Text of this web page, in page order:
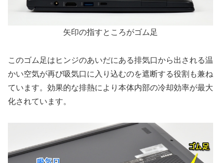
矢印の指すところがゴム足
このゴム足はヒンジのあいだにある排気口から出される温
かい空気が再び吸気口に入り込むのを遮断する役割も兼ね
ています。効果的な排熱により本体内部の冷却効率が最大
化されています。